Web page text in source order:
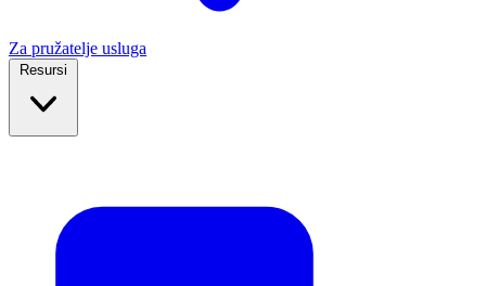
Za pružatelje usluga